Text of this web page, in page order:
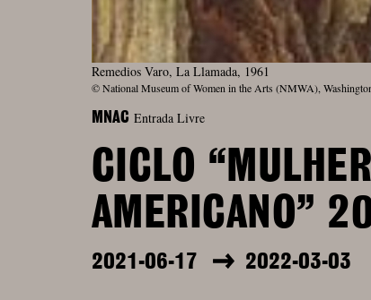
Remedios Varo, La Llamada, 1961
© National Museum of Women in the Arts (NMWA),
MNAC Entrada Livre
CICLO
AMERICANO”
2021-06-17 2022-03-03